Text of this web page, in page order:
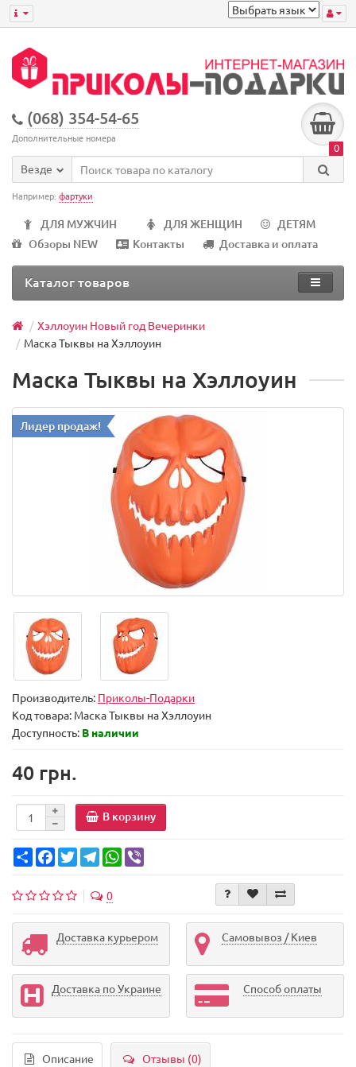
(068) 354-54-65
Дополнительные номера
0
Везде
Например: фартуки
ДЛЯ МУЖЧИН ДЛЯ ЖЕНЩИН
ДЕТЯМ
Обзоры NEW
Контакты Доставка и оплата
Каталог товаров
Хэллоуин Новый год Вечеринки
Маска Тыквы на Хэллоуин
Маска Тыквы на Хэллоуин
Лидер продаж!
Производитель: Приколы-Подарки
Код товара: Маска Тыквы на Хэллоуин
Доступность: В наличии
40 грн.
В корзину
Share FacebookTwitterTelegramWhatsApp
0
Доставка курьером Самовывоз / Киев
Доставка по Украине Способ оплаты
Описание Отзывы (0)